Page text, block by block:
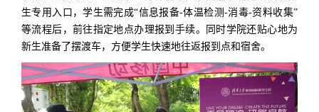
生专用入口，学生需完成“信息报备-体温检测-消毒-资料收集”
等流程后，前往指定地点办理报到手续。同时学院还贴心地为
新生准备了摆渡车，方便学生快速地往返报到点和宿舍。